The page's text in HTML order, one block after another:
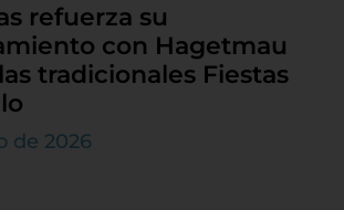
refuerza su
con Hagetmau
tradicionales Fiestas
de 2026